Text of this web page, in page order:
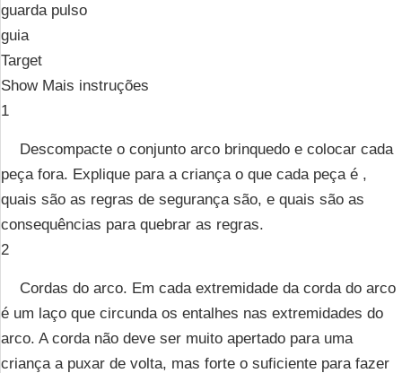
guarda pulso
guia
Target
Show Mais instruções
1
Descompacte o conjunto arco brinquedo e colocar cada
peça fora. Explique para a criança o que cada peça é ,
quais são as regras de segurança são, e quais são as
consequências para quebrar as regras.
2
Cordas do arco. Em cada extremidade da corda do arco
é um laço que circunda os entalhes nas extremidades do
arco. A corda não deve ser muito apertado para uma
criança a puxar de volta, mas forte o suficiente para fazer